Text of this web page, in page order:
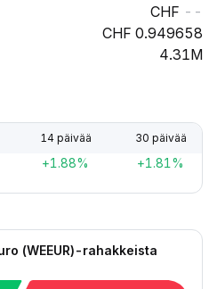
--
0.949658
4.31M
14 päivää 30 päivää
+1.88% +1.81%
(WEEUR)-rahakkeista